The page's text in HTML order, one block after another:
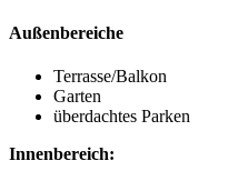
Außenbereiche
Terrasse/Balkon
Garten
überdachtes Parken
Innenbereich: